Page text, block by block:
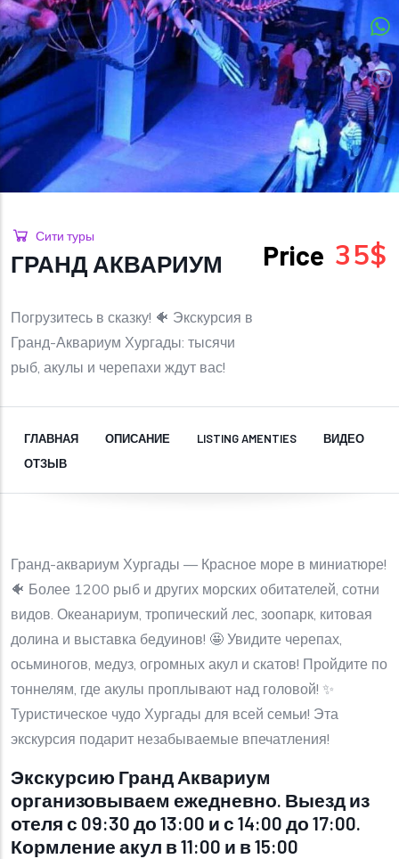
Сити туры
ГРАНД АКВАРИУМ
Погрузитесь в сказку! 🐠 Экскурсия в
Гранд-Аквариум Хургады: тысячи
рыб, акулы и черепахи ждут вас!
Price 35$
ГЛАВНАЯ ОПИСАНИЕ LISTING AMENTIES
ВИДЕО
ОТЗЫВ
Гранд-аквариум Хургады — Красное море в миниатюре!
🐠 Более 1200 рыб и других морских обитателей, сотни
видов. Океанариум, тропический лес, зоопарк, китовая
долина и выставка бедуинов! 🤩 Увидите черепах,
осьминогов, медуз, огромных акул и скатов! Пройдите по
тоннелям, где акулы проплывают над головой! ✨
Туристическое чудо Хургады для всей семьи! Эта
экскурсия подарит незабываемые впечатления!
Экскурсию Гранд Аквариум
организовываем ежедневно. Выезд из
отеля с 09:30 до 13:00 и с 14:00 до 17:00.
Кормление акул в 11:00 и в 15:00